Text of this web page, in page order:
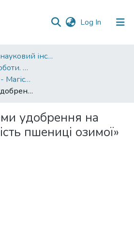
Log In (current)
Навчально-науковий інститут агротехнологій, селекції та екології
Кваліфікаційні роботи. ННІ агротехнологій, селекції та екології
201 «Агрономія» - Магістри 2024-2025
«Вплив системи удобрення на врожай та якість пшениці озимої»
удобрення на
пшениці озимої»